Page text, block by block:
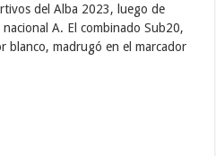
del Alba 2023, luego de
A. El combinado Sub20,
blanco, madrugó en el marcador